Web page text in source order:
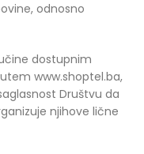
odnosno
dostupnim
www.shoptel.ba,
Društvu da
njihove lične